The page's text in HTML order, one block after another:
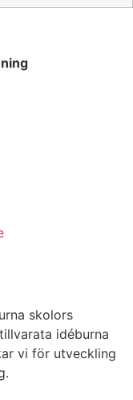
skolors
idéburna
vi för utveckling